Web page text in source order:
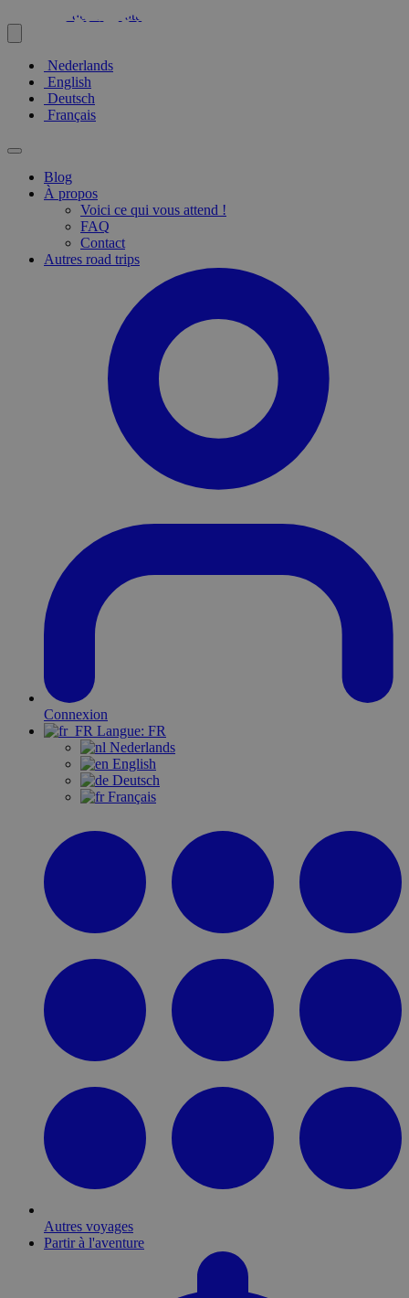
Nederlands
English
Deutsch
Français
Blog
À propos
Voici ce qui vous attend !
FAQ
Contact
Autres road trips
Connexion
Langue: FR
Nederlands
English
Deutsch
Français
Autres voyages
Partir à l'aventure